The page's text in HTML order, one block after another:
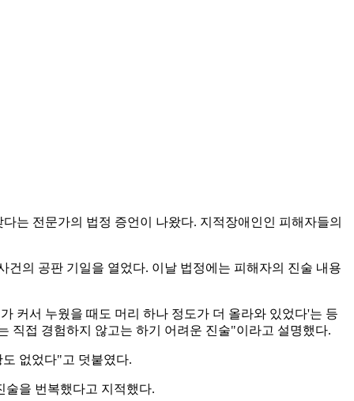
는 전문가의 법정 증언이 나왔다. 지적장애인인 피해자들의
의 공판 기일을 열었다. 이날 법정에는 피해자의 진술 내용
커서 누웠을 때도 머리 하나 정도가 더 올라와 있었다'는 등
직접 경험하지 않고는 하기 어려운 진술"이라고 설명했다.
없었다"고 덧붙였다.
술을 번복했다고 지적했다.